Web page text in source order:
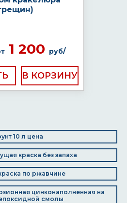
1 200 руб/
10 л цена
краска без запаха
по ржавчине
цинконаполненная на
смолы